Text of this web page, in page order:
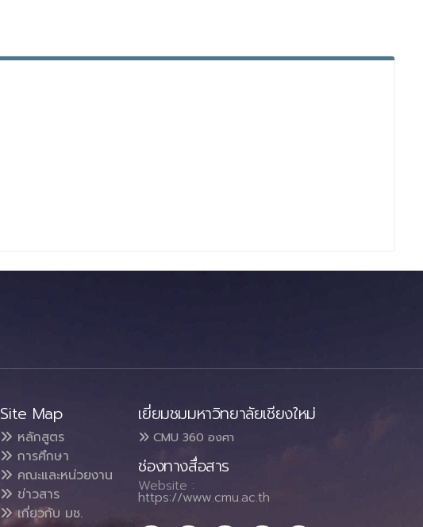
Site Map
หลักสูตร
การศึกษา
คณะและหน่วยงาน
ข่าวสาร
เกี่ยวกับ มช.
เยี่ยมชมมหาวิทยาลัยเชียงใหม่
CMU 360 องศา
ช่องทางสื่อสาร
Website :
https://www.cmu.ac.th